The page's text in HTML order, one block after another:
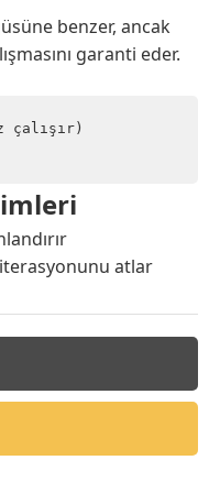
benzer, ancak
garanti eder.
çalışır)
atlar